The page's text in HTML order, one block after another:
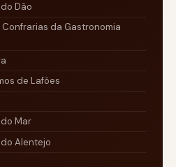
Dão
da Gastronomia
de Lafões
Mar
Alentejo